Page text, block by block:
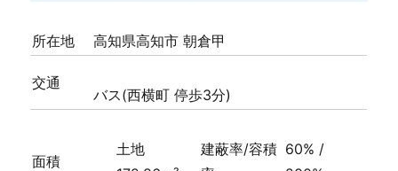
所在地 高知県高知市 朝倉甲
交通
バス(西横町 停歩3分)
面積
土地
建蔽率/容積 60% /